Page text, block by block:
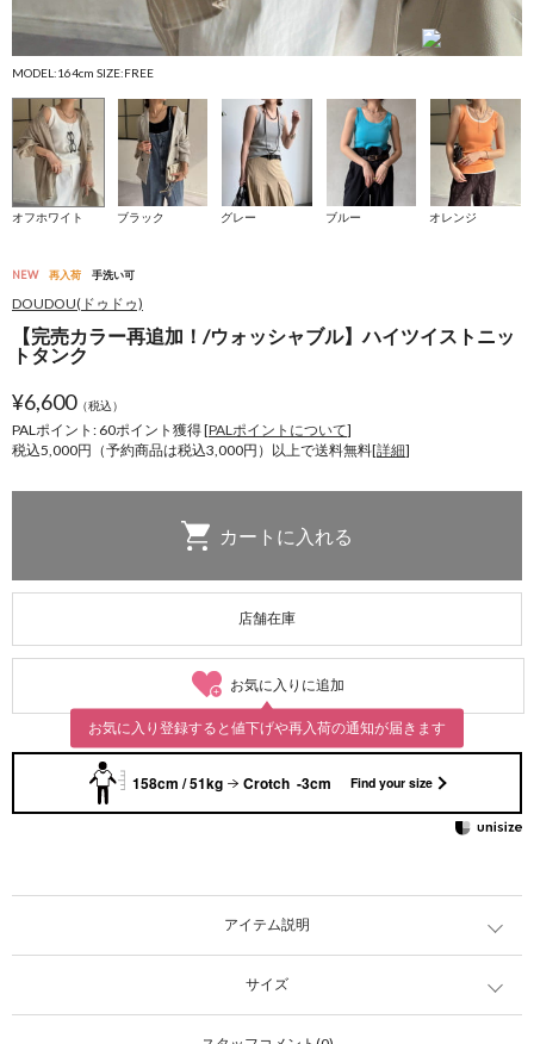
MODEL:164cm SIZE:FREE
オフホワイト ブラック グレー ブルー オレンジ
NEW 再入荷 手洗い可
DOUDOU(ドゥドゥ)
【完売カラー再追加！/ウォッシャブル】ハイツイストニッ
トタンク
¥6,600（税込）
PALポイント: 60ポイント獲得 [PALポイントについて]
税込5,000円（予約商品は税込3,000円）以上で送料無料[詳細]
店舗在庫
お気に入りに追加
お気に入り登録すると値下げや再入荷の通知が届きます
158cm / 51kg Crotch -3cm Find your size
アイテム説明
サイズ